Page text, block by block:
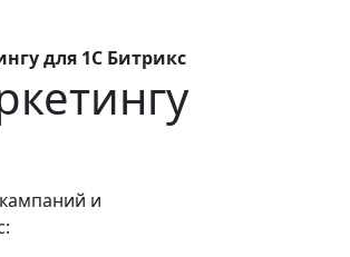
для 1C Битрикс
Битрикс
и